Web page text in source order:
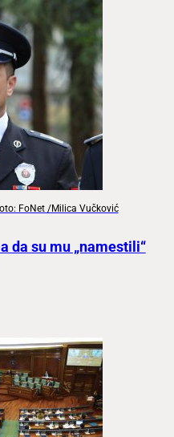
FoNet /Milica Vučković
da su mu „namestili“